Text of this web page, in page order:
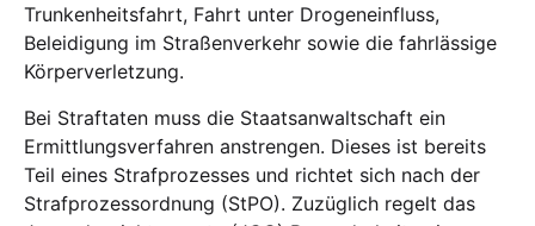
Trunkenheitsfahrt, Fahrt unter Drogeneinfluss,
Beleidigung im Straßenverkehr sowie die fahrlässige
Körperverletzung.
Bei Straftaten muss die Staatsanwaltschaft ein
Ermittlungsverfahren anstrengen. Dieses ist bereits
Teil eines Strafprozesses und richtet sich nach der
Strafprozessordnung (StPO). Zuzüglich regelt das